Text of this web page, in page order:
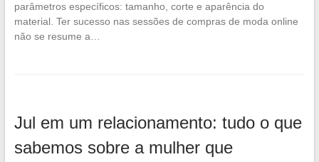
parâmetros específicos: tamanho, corte e aparência do
material. Ter sucesso nas sessões de compras de moda online
não se resume a…
Jul em um relacionamento: tudo o que
sabemos sobre a mulher que